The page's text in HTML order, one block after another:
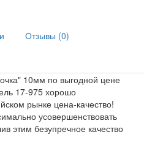
Отзывы (0)
10мм по выгодной цене
17-975 хорошо
рынке цена-качество!
усовершенствовать
этим безупречное качество